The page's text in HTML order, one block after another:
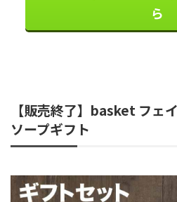
ら
【販売終了】basket フェ
ソープギフト